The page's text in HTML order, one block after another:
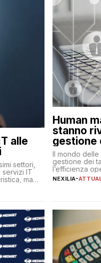
alle
settori,
servizi IT
ma
Human
stanno
gestione
Il mondo delle
gestione dei
l’efficienza
lavoro,
NEXILIA-